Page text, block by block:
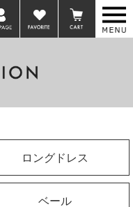
ロングドレス
ベール